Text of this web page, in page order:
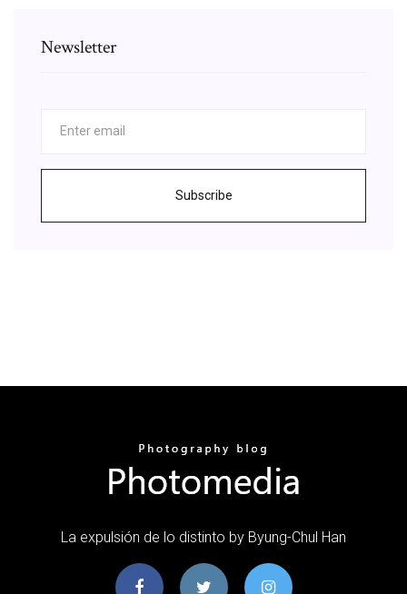
Newsletter
Subscribe
La expulsión de lo distinto by Byung-Chul Han